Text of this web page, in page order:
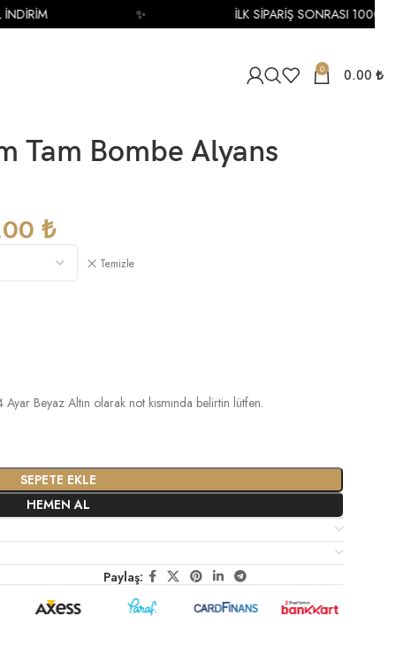
0 0.00 ₺
Tam Bombe Alyans
₺
Temizle
Beyaz Altın olarak not kısmında belirtin lütfen.
SEPETE EKLE
HEMEN AL
Paylaş:
İLK SİPARİŞ SONRASI 1000 TL İNDİRİM